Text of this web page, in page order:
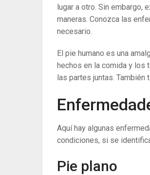
lugar a otro. Sin embargo,
maneras. Conozca las
necesario.
El pie humano es una
hechos en la comida y los
las partes juntas. También
Aquí hay algunas
condiciones, si se
Pie plano